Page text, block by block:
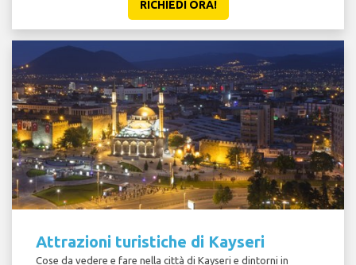
RICHIEDI ORA!
Attrazioni turistiche di Kayseri
Cose da vedere e fare nella città di Kayseri e dintorni in